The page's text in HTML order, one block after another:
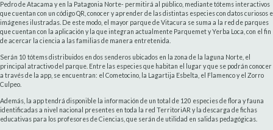
Pedro de Atacama y en la Patagonia Norte- permitirá al público, mediante tótems interactivos
que cuentan con un código QR, conocer y aprender de las distintas especies con datos curiosos e
imágenes ilustradas. De este modo, el mayor parque de Vitacura se suma a la red de parques
que cuentan con la aplicación y la que integran actualmente Parquemet y Yerba Loca, con el fin
de acercar la ciencia a las familias de manera entretenida.
Serán 10 tótems distribuidos en dos senderos ubicados en la zona de la laguna Norte, el
principal atractivo del parque. Entre las especies que habitan el lugar y que se podrán conocer
a través de la app, se encuentran: el Cometocino, la Lagartija Esbelta, el Flamenco y el Zorro
Culpeo.
Además, la app tendrá disponible la información de un total de 120 especies de flora y fauna
identificadas a nivel nacional presentes en toda la red TerritoriAR y la descarga de fichas
educativas para los profesores de Ciencias, que serán de utilidad en salidas pedagógicas.